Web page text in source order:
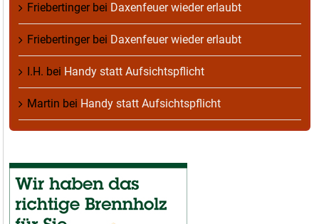
Friebertingerbei Daxenfeuer wieder erlaubt
Friebertingerbei Daxenfeuer wieder erlaubt
I.H. bei Handy statt Aufsichtspflicht
Martin bei Handy statt Aufsichtspflicht